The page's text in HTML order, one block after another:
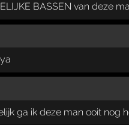
BASSEN van deze
ga ik deze man ooit nog